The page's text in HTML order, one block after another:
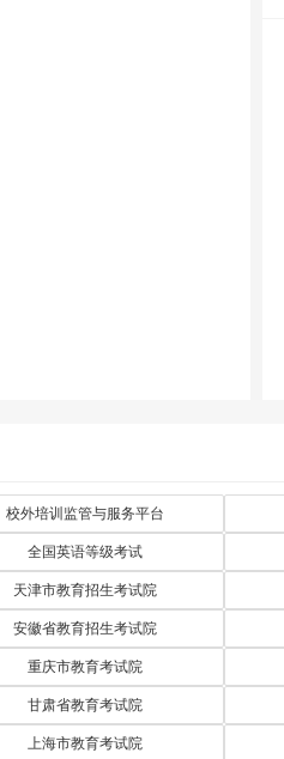
校外培训监管与服务平台
全国英语等级考试
天津市教育招生考试院
安徽省教育招生考试院
重庆市教育考试院
甘肃省教育考试院
上海市教育考试院